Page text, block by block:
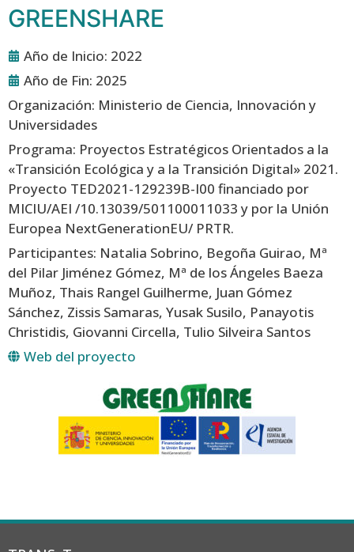
GREENSHARE
Año de Inicio: 2022
Año de Fin: 2025
Organización: Ministerio de Ciencia, Innovación y
Universidades
Programa: Proyectos Estratégicos Orientados a la
«Transición Ecológica y a la Transición Digital» 2021.
Proyecto TED2021-129239B-I00 financiado por
MICIU/AEI /10.13039/501100011033 y por la Unión
Europea NextGenerationEU/ PRTR.
Participantes: Natalia Sobrino, Begoña Guirao, Mª
del Pilar Jiménez Gómez, Mª de los Ángeles Baeza
Muñoz, Thais Rangel Guilherme, Juan Gómez
Sánchez, Zissis Samaras, Yusak Susilo, Panayotis
Christidis, Giovanni Circella, Tulio Silveira Santos
Web del proyecto